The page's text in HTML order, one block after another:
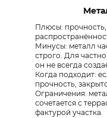
Плюсы:
Минусы: металл
строго. Для
он не всегда
Когда подходит:
прочность,
Ограничения:
сочетается с
фактурой участка.